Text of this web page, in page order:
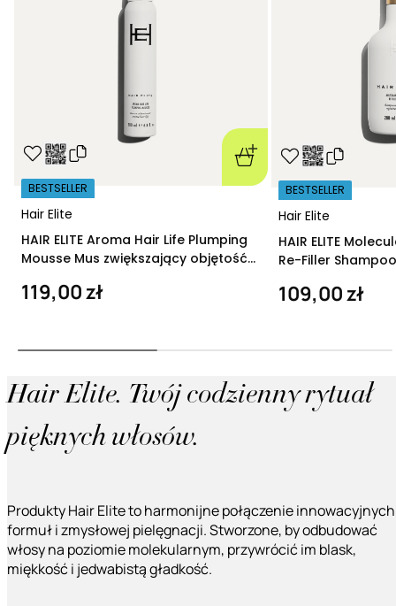
Hair Elite
BESTSELLER
HAIR ELITE Aroma Hair Life Plumping
Mousse Mus zwiększający objętość
119,00 zł
Hair Elite
BESTSELLER
HAIR ELITE
Re-Filler
109,00 zł
Hair Elite. Twój codzienny rytuał
pięknych włosów.
Produkty Hair Elite to harmonijne połączenie innowacyjnych
formuł i zmysłowej pielęgnacji. Stworzone, by odbudować
włosy na poziomie molekularnym, przywrócić im blask,
miękkość i jedwabistą gładkość.